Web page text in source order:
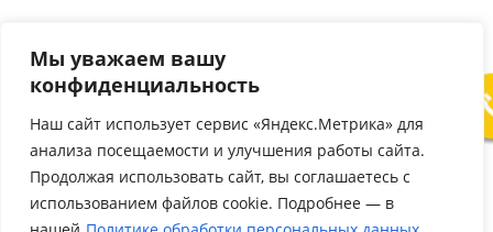
Мы уважаем вашу
конфиденциальность
Наш сайт использует сервис «Яндекс.Метрика» для
анализа посещаемости и улучшения работы сайта.
Продолжая использовать сайт, вы соглашаетесь с
использованием файлов cookie. Подробнее — в